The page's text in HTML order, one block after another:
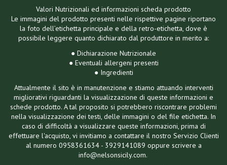
Valori Nutrizionali ed informazioni scheda prodotto
Le immagini del prodotto presenti nelle rispettive pagine riportano
la foto dell’etichetta principale e della retro-etichetta, dove è
possibile leggere quanto dichiarato dal produttore in merito a:
● Dichiarazione Nutrizionale
● Eventuali allergeni presenti
● Ingredienti
Attualmente il sito è in manutenzione e stiamo attuando interventi
migliorativi riguardanti la visualizzazione di queste informazioni e
schede prodotto. A tal proposito si potrebbero riscontrare problemi
nella visualizzazione dei testi, delle immagini o del file etichetta. In
caso di difficoltà a visualizzare queste informazioni, prima di
effettuare l'acquisto, vi invitiamo a contattare il nostro Servizio Clienti
al numero 0958361634 - 3929141089 oppure scrivere a
info@nelsonsicily.com.